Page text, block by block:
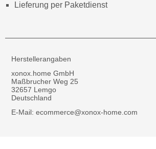
Lieferung per Paketdienst
Herstellerangaben
xonox.home GmbH
Maßbrucher Weg 25
32657 Lemgo
Deutschland
E-Mail: ecommerce@xonox-home.com